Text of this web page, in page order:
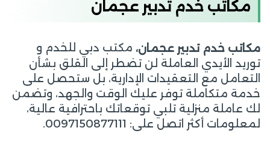
مكاتب خدم تدبير عجمان
مكاتب خدم تدبير عجمان، مكتب دبي للخدم و
توريد الأيدي العاملة لن تضطر إلى القلق بشأن
التعامل مع التعقيدات الإدارية، بل ستحصل على
خدمة متكاملة توفر عليك الوقت والجهد، وتضمن
لك عاملة منزلية تلبي توقعاتك باحترافية عالية،
لمعلومات أكثر اتصل على: 0097150877111.